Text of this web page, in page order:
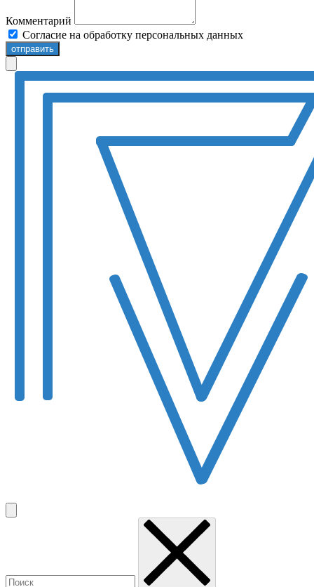
Комментарий
Согласие на обработку персональных данных
отправить